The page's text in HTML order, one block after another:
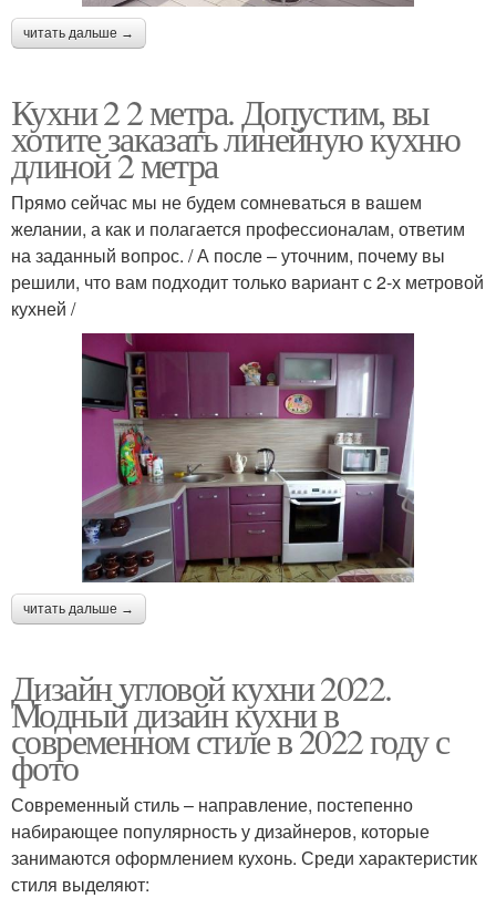
читать дальше →
Кухни 2 2 метра. Допустим, вы
хотите заказать линейную кухню
длиной 2 метра
Прямо сейчас мы не будем сомневаться в вашем
желании, а как и полагается профессионалам, ответим
на заданный вопрос. / А после – уточним, почему вы
решили, что вам подходит только вариант с 2-х метровой
кухней /
читать дальше →
Дизайн угловой кухни 2022.
Модный дизайн кухни в
современном стиле в 2022 году с
фото
Современный стиль – направление, постепенно
набирающее популярность у дизайнеров, которые
занимаются оформлением кухонь. Среди характеристик
стиля выделяют: